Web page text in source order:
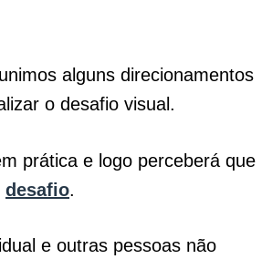
alguns direcionamentos
o desafio visual.
prática e logo perceberá que
desafio.
e outras pessoas não